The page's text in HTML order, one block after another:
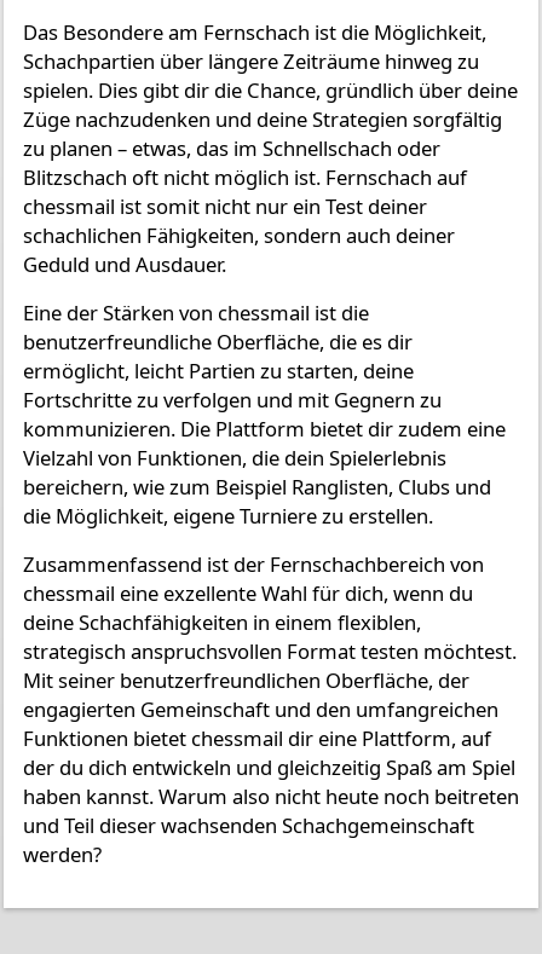
Das Besondere am Fernschach ist die Möglichkeit,
Schachpartien über längere Zeiträume hinweg zu
spielen. Dies gibt dir die Chance, gründlich über deine
Züge nachzudenken und deine Strategien sorgfältig
zu planen – etwas, das im Schnellschach oder
Blitzschach oft nicht möglich ist. Fernschach auf
chessmail ist somit nicht nur ein Test deiner
schachlichen Fähigkeiten, sondern auch deiner
Geduld und Ausdauer.
Eine der Stärken von chessmail ist die
benutzerfreundliche Oberfläche, die es dir
ermöglicht, leicht Partien zu starten, deine
Fortschritte zu verfolgen und mit Gegnern zu
kommunizieren. Die Plattform bietet dir zudem eine
Vielzahl von Funktionen, die dein Spielerlebnis
bereichern, wie zum Beispiel Ranglisten, Clubs und
die Möglichkeit, eigene Turniere zu erstellen.
Zusammenfassend ist der Fernschachbereich von
chessmail eine exzellente Wahl für dich, wenn du
deine Schachfähigkeiten in einem flexiblen,
strategisch anspruchsvollen Format testen möchtest.
Mit seiner benutzerfreundlichen Oberfläche, der
engagierten Gemeinschaft und den umfangreichen
Funktionen bietet chessmail dir eine Plattform, auf
der du dich entwickeln und gleichzeitig Spaß am Spiel
haben kannst. Warum also nicht heute noch beitreten
und Teil dieser wachsenden Schachgemeinschaft
werden?